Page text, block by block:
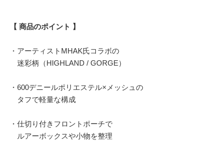
【 商品のポイント 】
・アーティストMHAK氏コラボの
迷彩柄（HIGHLAND / GORGE）
・600デニールポリエステル×メッシュの
タフで軽量な構成
・仕切り付きフロントポーチで
ルアーボックスや小物を整理